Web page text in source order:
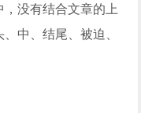
没有结合文章的上
中、结尾、被迫、